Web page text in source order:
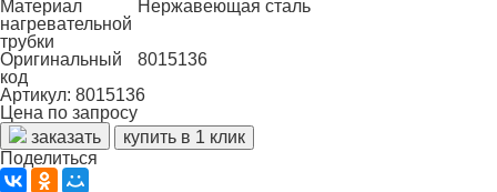
Материал
нагревательной
трубки
Нержавеющая сталь
Оригинальный
код
8015136
Артикул: 8015136
Цена по запросу
заказать
купить в 1 клик
Поделиться